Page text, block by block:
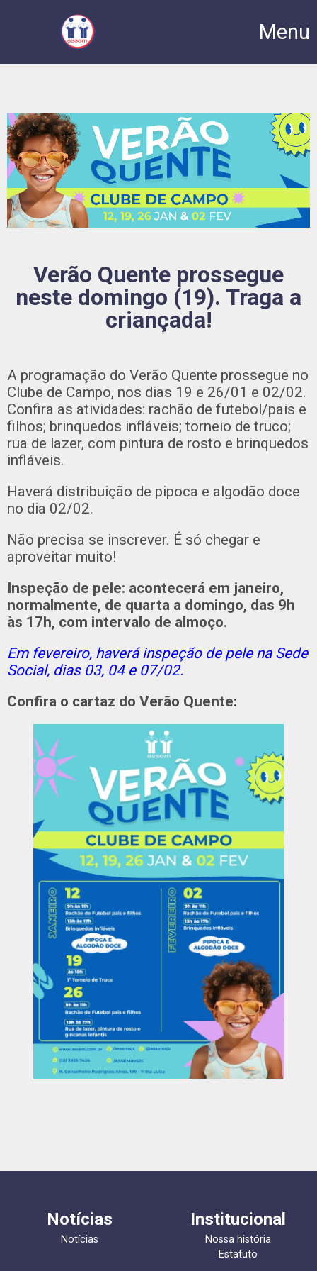
Menu
Verão Quente prossegue
neste domingo (19). Traga a
criançada!
A programação do Verão Quente prossegue no
Clube de Campo, nos dias 19 e 26/01 e 02/02.
Confira as atividades: rachão de futebol/pais e
filhos; brinquedos infláveis; torneio de truco;
rua de lazer, com pintura de rosto e brinquedos
infláveis.
Haverá distribuição de pipoca e algodão doce
no dia 02/02.
Não precisa se inscrever. É só chegar e
aproveitar muito!
Inspeção de pele: acontecerá em janeiro,
normalmente, de quarta a domingo, das 9h
às 17h, com intervalo de almoço.
Em fevereiro, haverá inspeção de pele na Sede
Social, dias 03, 04 e 07/02.
Confira o cartaz do Verão Quente:
Notícias
Notícias
Institucional
Nossa história
Estatuto